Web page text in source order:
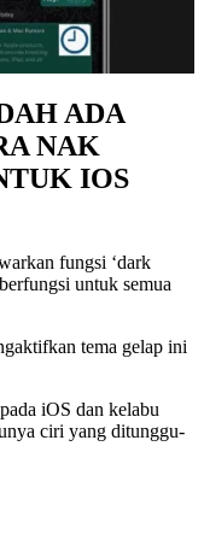
ADA
NAK
IOS
fungsi ‘dark
untuk semua
tema gelap ini
iOS dan kelabu
ciri yang ditunggu-